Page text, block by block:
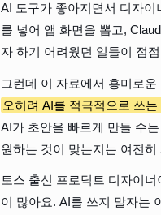
AI 도구가 좋아지면서 디자
를 넣어 앱 화면을 뽑고,
자 하기 어려웠던 일들이 점
그런데 이 자료에서 흥미로
오히려 AI를 적극적으로 쓰
AI가 초안을 빠르게 만들 수
원하는 것이 맞는지는 여전
토스 출신 프로덕트 디자이너
이 많아요. AI를 쓰지 말자는